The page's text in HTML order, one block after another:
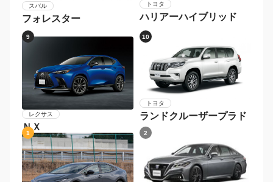
スバル
フォレスター
トヨタ
ハリアーハイブリッド
9
レクサス
ＮＸ
10
トヨタ
ランドクルーザープラド
1 2